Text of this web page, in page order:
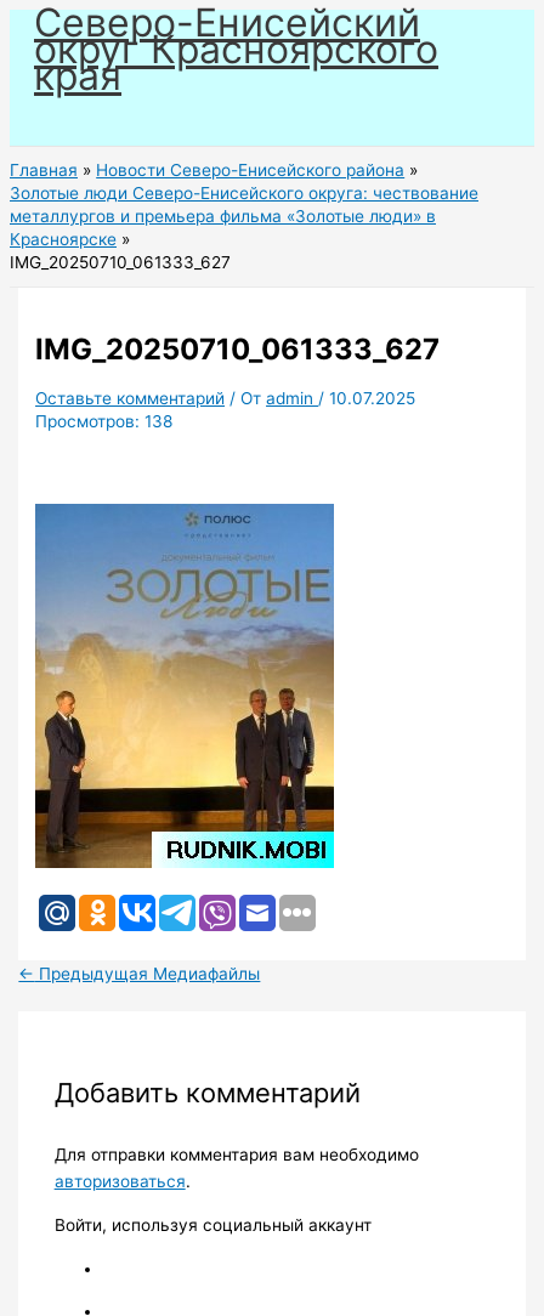
Перейти
содержимому
Северо-Енисейский
округ Красноярского
края
Главная
Новости Северо-Енисейского района
Золотые люди Северо-Енисейского округа: чествование
металлургов и премьера фильма «Золотые люди» в
Красноярске
IMG_20250710_061333_627
IMG_20250710_061333_627
Оставьте комментарий / Отadmin /10.07.2025
Просмотров: 138
← Предыдущая Медиафайлы
Добавить комментарий
Для отправки комментария вам необходимо
авторизоваться.
Войти, используя социальный аккаунт